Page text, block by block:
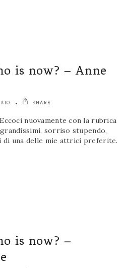
is now? – Anne
SHARE
nuovamente con la rubrica
sorriso stupendo,
una delle mie attrici preferite.
is now? –